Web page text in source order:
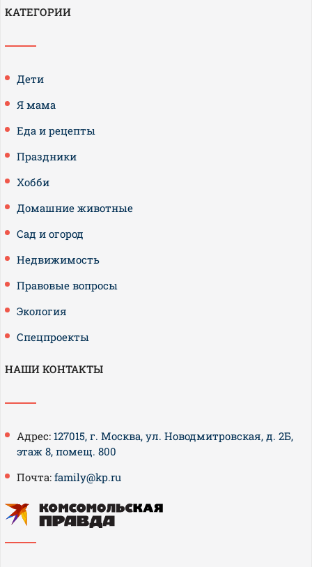
КАТЕГОРИИ
Дети
Я мама
Еда и рецепты
Праздники
Хобби
Домашние животные
Сад и огород
Недвижимость
Правовые вопросы
Экология
Спецпроекты
НАШИ КОНТАКТЫ
Адрес: 127015, г. Москва, ул. Новодмитровская, д. 2Б,
этаж 8, помещ. 800
Почта: family@kp.ru